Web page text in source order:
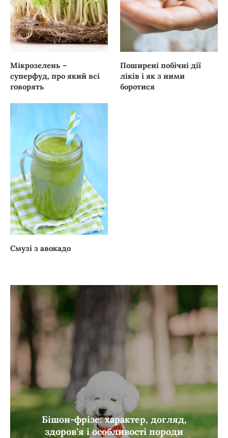
Мікрозелень –
суперфуд, про який всі
говорять
Поширені побічні дії
ліків і як з ними
боротися
Смузі з авокадо
Бішон-фрізе: характер, догляд,
здоров’я і особливості породи